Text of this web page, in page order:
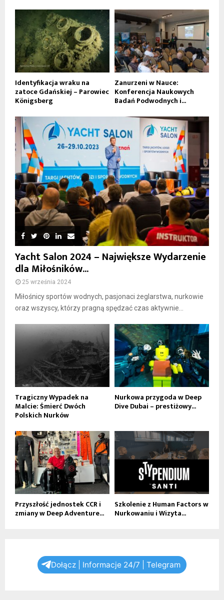
Identyfikacja wraku na
zatoce Gdańskiej – Parowiec
Königsberg
Zanurzeni w Nauce:
Konferencja Naukowych
Badań Podwodnych i...
Yacht Salon 2024 – Największe Wydarzenie
dla Miłośników...
25 września 2024
Miłośnicy sportów wodnych, pasjonaci żeglarstwa, nurkowie
oraz wszyscy, którzy pragną spędzać czas aktywnie...
Tragiczny Wypadek na
Malcie: Śmierć Dwóch
Polskich Nurków
Nurkowa przygoda w Deep
Dive Dubai – prestiżowy...
Przyszłość jednostek CCR i
zmiany w Deep Adventure...
Szkolenie z Human Factors w
Nurkowaniu i Wizyta...
Dołącz | Informacje 24/7 | Telegram